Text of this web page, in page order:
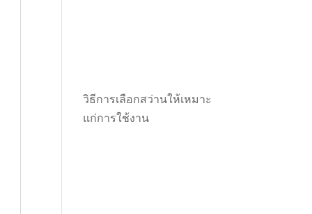
วิธีการเลือกสว่านให้เหมาะ
แก่การใช้งาน